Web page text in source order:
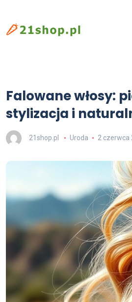
Falowane włosy:
stylizacja i
21shop.pl Uroda 2 czerwca